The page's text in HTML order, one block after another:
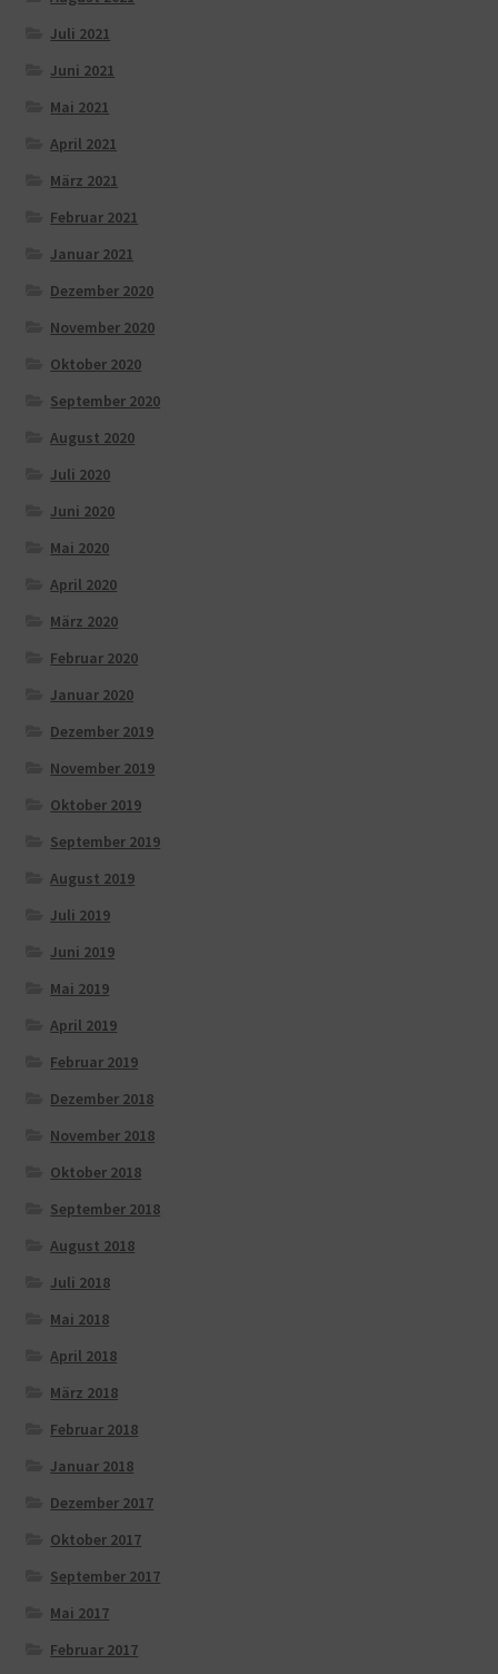
Juli 2021
Juni 2021
Mai 2021
April 2021
März 2021
Februar 2021
Januar 2021
Dezember 2020
November 2020
Oktober 2020
September 2020
August 2020
Juli 2020
Juni 2020
Mai 2020
April 2020
März 2020
Februar 2020
Januar 2020
Dezember 2019
November 2019
Oktober 2019
September 2019
August 2019
Juli 2019
Juni 2019
Mai 2019
April 2019
Februar 2019
Dezember 2018
November 2018
Oktober 2018
September 2018
August 2018
Juli 2018
Mai 2018
April 2018
März 2018
Februar 2018
Januar 2018
Dezember 2017
Oktober 2017
September 2017
Mai 2017
Februar 2017